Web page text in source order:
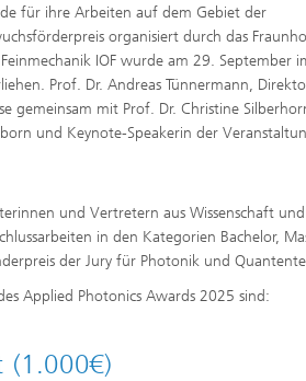
für ihre Arbeiten auf dem Gebiet der
organisiert durch das
IOF wurde am 29. September
Prof. Dr. Andreas Tünnermann,
gemeinsam mit Prof. Dr. Christine
und Keynote-Speakerin der
und Vertretern aus Wissenschaft
in den Kategorien Bachelor,
der Jury für Photonik und
Applied Photonics Awards 2025 sind:
(1.000€)